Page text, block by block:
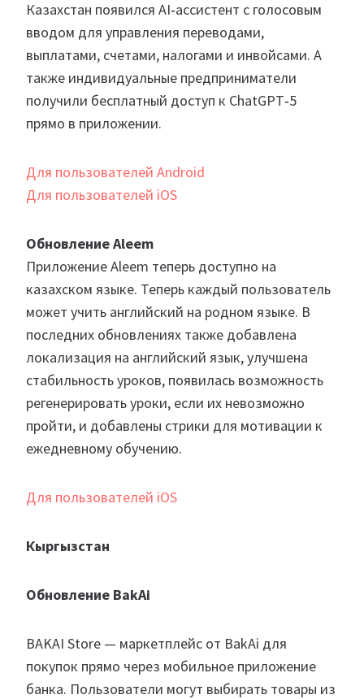
Казахстан появился AI‑ассистент с голосовым
вводом для управления переводами,
выплатами, счетами, налогами и инвойсами. А
также индивидуальные предприниматели
получили бесплатный доступ к ChatGPT‑5
прямо в приложении.
Для пользователей Android
Для пользователей iOS
Обновление Aleem
Приложение Aleem теперь доступно на
казахском языке. Теперь каждый пользователь
может учить английский на родном языке. В
последних обновлениях также добавлена
локализация на английский язык, улучшена
стабильность уроков, появилась возможность
регенерировать уроки, если их невозможно
пройти, и добавлены стрики для мотивации к
ежедневному обучению.
Для пользователей iOS
Кыргызстан
Обновление BakAi
BAKAI Store — маркетплейс от BakAi для
покупок прямо через мобильное приложение
банка. Пользователи могут выбирать товары из